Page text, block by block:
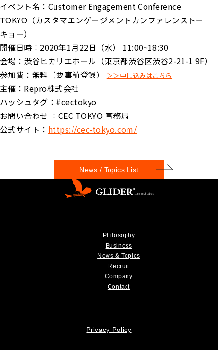
イベント名：Customer Engagement Conference
TOKYO（カスタマエンゲージメントカンファレンストー
キョー）
開催⽇時：2020年1⽉22⽇（⽔） 11:00~18:30
会場：渋谷ヒカリエホール（東京都渋谷区渋谷2-21-1 9F）
参加費：無料（要事前登録）
＞＞申し込みはこちら
主催：Repro株式会社
ハッシュタグ：#cectokyo
お問い合わせ ：CEC TOKYO 事務局
公式サイト： https://cec-tokyo.com/
News / Topics List
Philosophy
Business
News & Topics
Recruit
Company
Contact
Privacy Policy